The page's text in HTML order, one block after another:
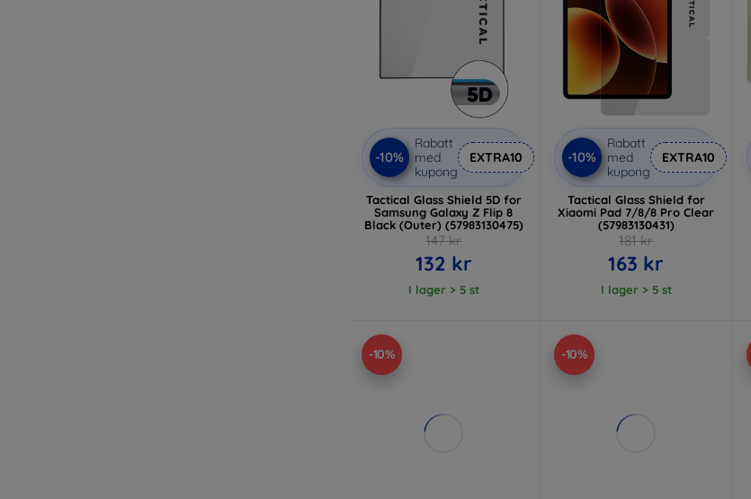
-10%
Rabatt
med
kupong
EXTRA10
Tactical Glass Shield 5D for
Samsung Galaxy Z Flip 8
Black (Outer) (57983130475)
147 kr
132 kr
I lager > 5 st
-10%
Rabatt
med
kupong
EXTRA10
Tactical Glass Shield for
Xiaomi Pad 7/8/8 Pro Clear
(57983130431)
181 kr
163 kr
I lager > 5 st
-10% -10%